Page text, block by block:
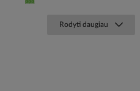
Rodyti daugiau